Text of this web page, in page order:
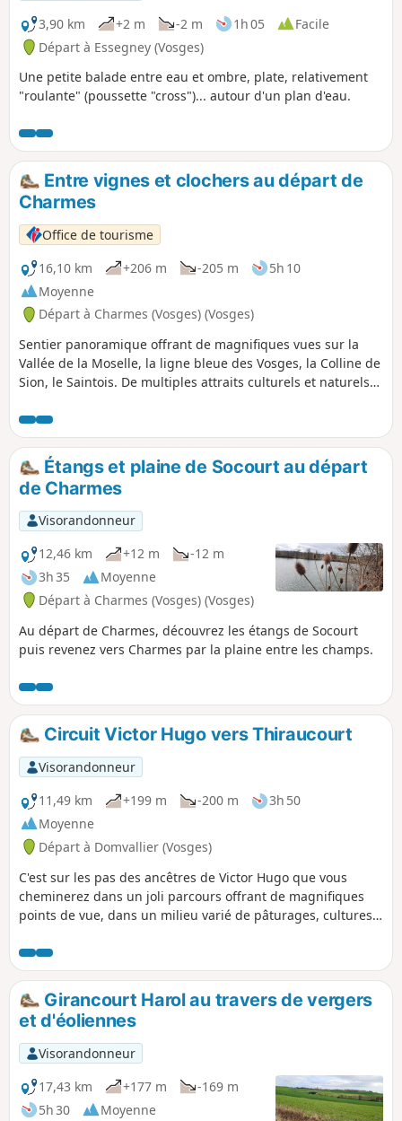
3,90 km
+2 m -2 m 1h 05
Facile
Départ à Essegney (Vosges)
Une petite balade entre eau et ombre, plate, relativement
"roulante" (poussette "cross")... autour d'un plan d'eau.
Entre vignes et clochers au départ de
Charmes
Office de tourisme
16,10 km
+206 m -205 m
5h 10
Moyenne
Départ à Charmes (Vosges) (Vosges)
Sentier panoramique offrant de magnifiques vues sur la
Vallée de la Moselle, la ligne bleue des Vosges, la Colline de
Sion, le Saintois. De multiples attraits culturels et naturels
canal de l'Est, étangs et Moselle.
Étangs et plaine de Socourt au départ
de Charmes
Visorandonneur
12,46 km
+12 m
-12 m
3h 35
Moyenne
Départ à Charmes (Vosges) (Vosges)
Au départ de Charmes, découvrez les étangs de Socourt
puis revenez vers Charmes par la plaine entre les champs.
Circuit Victor Hugo vers Thiraucourt
Visorandonneur
11,49 km
+199 m -200 m
3h 50
Moyenne
Départ à Domvallier (Vosges)
C'est sur les pas des ancêtres de Victor Hugo que vous
cheminerez dans un joli parcours offrant de magnifiques
points de vue, dans un milieu varié de pâturages, cultures
de fortes chaleurs.
Girancourt Harol au travers de vergers
et d'éoliennes
Visorandonneur
17,43 km
+177 m
-169 m
5h 30
Moyenne